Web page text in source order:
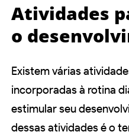
Atividades
o
Existem várias
incorporadas à rotina
estimular seu
dessas atividades é o